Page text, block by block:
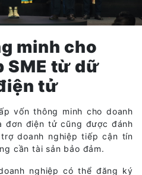
minh cho
SME từ dữ
tử
vốn thông minh cho doanh
đơn điện tử cũng được đánh
doanh nghiệp tiếp cận tín
cần tài sản bảo đảm.
nghiệp có thể đăng ký